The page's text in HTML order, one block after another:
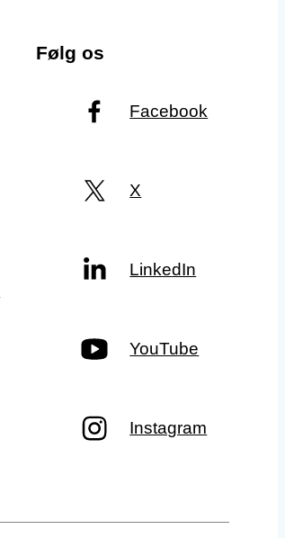
Følg os
Facebook
X
LinkedIn
YouTube
Instagram